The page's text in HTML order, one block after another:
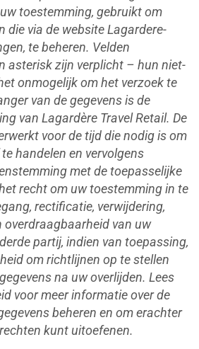
toestemming, gebruikt om
die via de website Lagardere-
te beheren. Velden
asterisk zijn verplicht – hun niet-
onmogelijk om het verzoek te
van de gegevens is de
van Lagardère Travel Retail. De
voor de tijd die nodig is om
handelen en vervolgens
met de toepasselijke
recht om uw toestemming in te
rectificatie, verwijdering,
overdraagbaarheid van uw
partij, indien van toepassing,
om richtlijnen op te stellen
na uw overlijden. Lees
voor meer informatie over de
beheren en om erachter
kunt uitoefenen.